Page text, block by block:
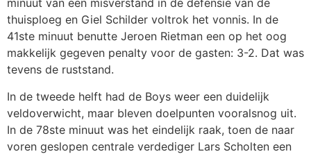
minuut van een misverstand in de defensie van de
thuisploeg en Giel Schilder voltrok het vonnis. In de
41ste minuut benutte Jeroen Rietman een op het oog
makkelijk gegeven penalty voor de gasten: 3-2. Dat was
tevens de ruststand.
In de tweede helft had de Boys weer een duidelijk
veldoverwicht, maar bleven doelpunten vooralsnog uit.
In de 78ste minuut was het eindelijk raak, toen de naar
voren geslopen centrale verdediger Lars Scholten een